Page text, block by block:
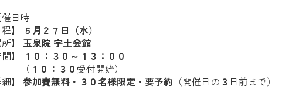
日時
程】
５月２７日（水）
所】 玉泉院 宇土会館
間】
１０：３０～１３：００
（ １０：３０ 受付開始）
細】 参加費無料・３０名様限定・要予約 （開催日の ３ 日前まで）